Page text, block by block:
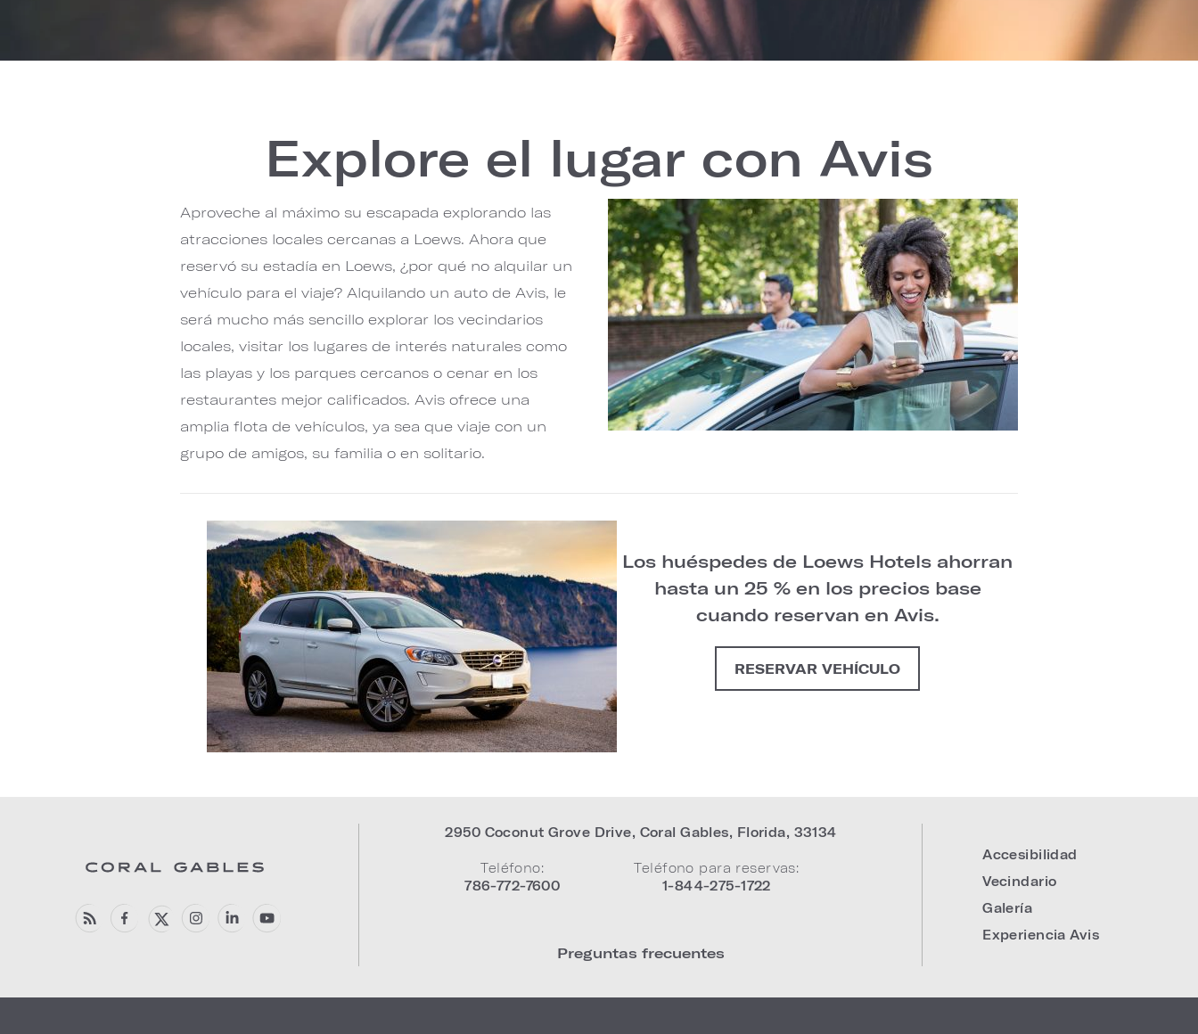
Explore el lugar con Avis
Aproveche al máximo su escapada explorando las
atracciones locales cercanas a Loews. Ahora que
reservó su estadía en Loews, ¿por qué no alquilar un
vehículo para el viaje? Alquilando un auto de Avis, le
será mucho más sencillo explorar los vecindarios
locales, visitar los lugares de interés naturales como
las playas y los parques cercanos o cenar en los
restaurantes mejor calificados. Avis ofrece una
amplia flota de vehículos, ya sea que viaje con un
grupo de amigos, su familia o en solitario.
Los huéspedes de Loews Hotels ahorran
hasta un 25 % en los precios base
cuando reservan en Avis.
RESERVAR VEHÍCULO
2950 Coconut Grove Drive, Coral Gables, Florida, 33134
Teléfono:
786-772-7600
Teléfono para reservas:
1-844-275-1722
Preguntas frecuentes
Accesibilidad
Vecindario
Galería
Experiencia Avis